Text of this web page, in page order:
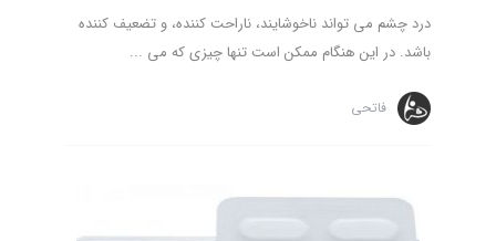
درد چشم می ‌تواند ناخوشایند، ناراحت کننده، و تضعیف ‌کننده
باشد. در این هنگام ممکن است تنها چیزی که می ...
فاتحی